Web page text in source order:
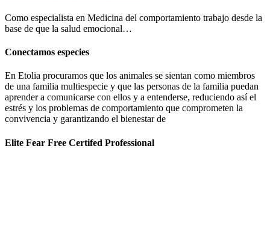
Como especialista en Medicina del comportamiento trabajo desde la
base de que la salud emocional…
Conectamos especies
En Etolia procuramos que los animales se sientan como miembros
de una familia multiespecie y que las personas de la familia puedan
aprender a comunicarse con ellos y a entenderse, reduciendo así el
estrés y los problemas de comportamiento que comprometen la
convivencia y garantizando el bienestar de
Elite Fear Free Certifed Professional